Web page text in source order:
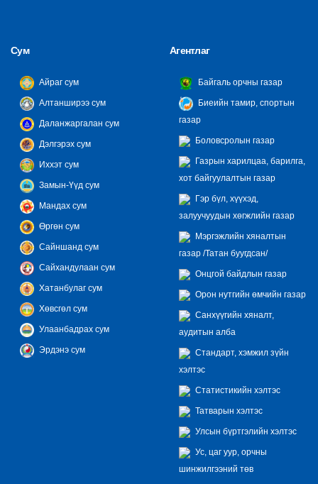
Сум
Айраг сум
Алтанширээ сум
Даланжаргалан сум
Дэлгэрэх сум
Иххэт сум
Замын-Үүд сум
Мандах сум
Өргөн сум
Сайншанд сум
Сайхандулаан сум
Хатанбулаг сум
Хөвсгөл сум
Улаанбадрах сум
Эрдэнэ сум
Агентлаг
Байгаль орчны газар
Биеийн тамир, спортын
газар
Боловсролын газар
Газрын харилцаа, барилга,
хот байгуулалтын газар
Гэр бүл, хүүхэд,
залуучуудын хөгжлийн газар
Мэргэжлийн хяналтын
газар /Татан буугдсан/
Онцгой байдлын газар
Орон нутгийн өмчийн газар
Санхүүгийн хяналт,
аудитын алба
Стандарт, хэмжил зүйн
хэлтэс
Статистикийн хэлтэс
Татварын хэлтэс
Улсын бүртгэлийн хэлтэс
Ус, цаг уур, орчны
шинжилгээний төв